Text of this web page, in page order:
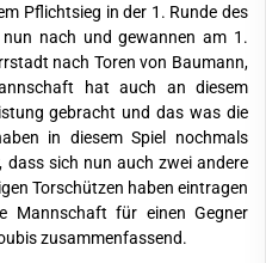
Pflichtsieg in der 1. Runde des
nach und gewannen am 1.
nach Toren von Baumann,
hat auch an diesem
gebracht und das was die
in diesem Spiel nochmals
sich nun auch zwei andere
Torschützen haben eintragen
Mannschaft für einen Gegner
zusammenfassend.